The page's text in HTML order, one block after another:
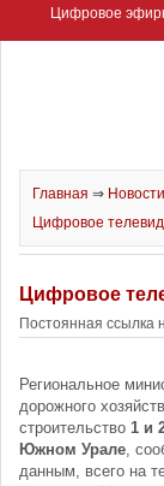
Цифровое
Главная ⇒ Новости
Цифровое
Цифровое
Постоянная ссылка
Региональное
дорожного
строительство 1 и
Южном Урале,
данным, всего на